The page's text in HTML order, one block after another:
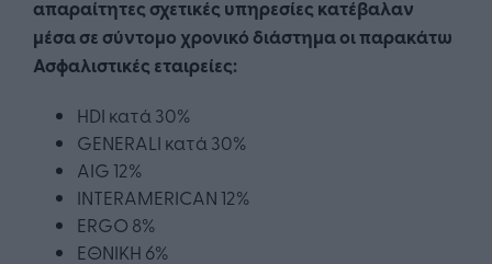
απαραίτητες σχετικές υπηρεσίες κατέβαλαν
μέσα σε σύντομο χρονικό διάστημα οι παρακάτω
Ασφαλιστικές εταιρείες:
HDI κατά 30%
GENERALI κατά 30%
AIG 12%
INTERAMERICAN 12%
ERGO 8%
ΕΘΝΙΚΗ 6%